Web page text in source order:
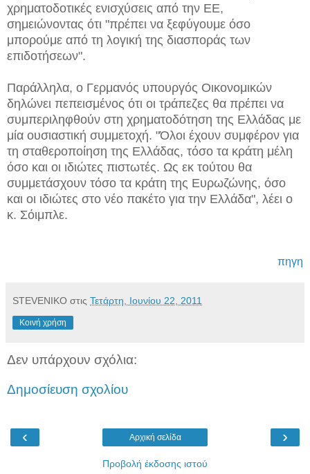
χρηματοδοτικές ενισχύσεις από την ΕΕ,
σημειώνοντας ότι "πρέπει να ξεφύγουμε όσο
μπορούμε από τη λογική της διασποράς των
επιδοτήσεων".
Παράλληλα, ο Γερμανός υπουργός Οικονομικών
δηλώνει πεπεισμένος ότι οι τράπεζες θα πρέπει να
συμπεριληφθούν στη χρηματοδότηση της Ελλάδας με
μία ουσιαστική συμμετοχή. "Όλοι έχουν συμφέρον για
τη σταθεροποίηση της Ελλάδας, τόσο τα κράτη μέλη
όσο και οι ιδιώτες πιστωτές. Ως εκ τούτου θα
συμμετάσχουν τόσο τα κράτη της Ευρωζώνης, όσο
και οι ιδιώτες στο νέο πακέτο για την Ελλάδα", λέει ο
κ. Σόιμπλε.
πηγη
STEVENIKO στις Τετάρτη, Ιουνίου 22, 2011
Κοινή χρήση
Δεν υπάρχουν σχόλια:
Δημοσίευση σχολίου
‹ ›
Αρχική σελίδα
Προβολή έκδοσης ιστού